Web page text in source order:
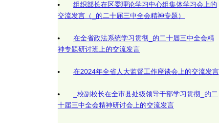
组织部长在区委理论学习中心组集体学习会上的
交流发言（_的二十届三中全会精神专题）
在全省政法系统学习贯彻_的二十届三中全会精
神专题研讨班上的交流发言
在2024年全省人大监督工作座谈会上的交流发言
_校副校长在全市县处级领导干部学习贯彻_的二
十届三中全会精神研讨会上的交流发言